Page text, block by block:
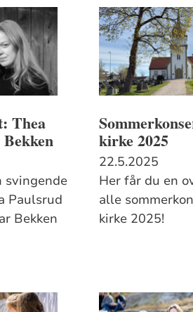
Thea
svingende
Paulsrud
Bekken
kirke 2025
22.5.2025
Her får du en
alle
kirke 2025!